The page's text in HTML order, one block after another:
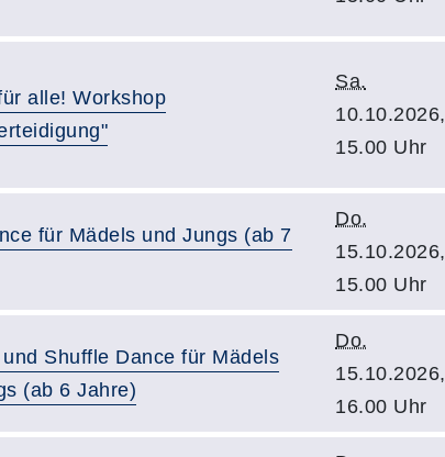
alle! Workshop
Sa.
10.10.2026,
15.00 Uhr
für Mädels und Jungs (ab 7
Do.
15.10.2026,
15.00 Uhr
Shuffle Dance für Mädels
(ab 6 Jahre)
Do.
15.10.2026,
16.00 Uhr